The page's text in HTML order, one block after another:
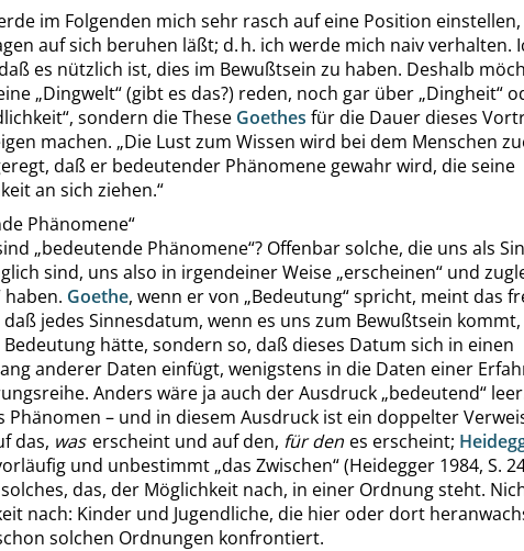
im Folgenden mich sehr rasch auf eine Position
auf sich beruhen läßt; d. h. ich werde mich naiv verhalten.
es nützlich ist, dies im Bewußtsein zu haben. Deshalb
„Dingwelt“(gibt es das?) reden, noch gar über „Dingheit“
“, sondern die These Goethes für die Dauer dieses
machen. „Die Lust zum Wissen wird bei dem Menschen
daß er bedeutender Phänomene gewahr wird, die seine
an sich ziehen.“
Phänomene“
„bedeutende Phänomene“? Offenbar solche, die uns als
sind, uns also in irgendeiner Weise „erscheinen“ und
haben. Goethe, wenn er von „Bedeutung“spricht, meint das
jedes Sinnesdatum, wenn es uns zum Bewußtsein
hätte, sondern so, daß dieses Datum sich in einen
anderer Daten einfügt, wenigstens in die Daten einer
Anders wäre ja auch der Ausdruck „bedeutend“
Phänomen – und in diesem Ausdruck ist ein doppelter
das, was erscheint und auf den, für den es erscheint;
und unbestimmt „das Zwischen“(Heidegger 1984, S.
das, der Möglichkeit nach, in einer Ordnung steht.
nach: Kinder und Jugendliche, die hier oder dort
solchen Ordnungen konfrontiert.